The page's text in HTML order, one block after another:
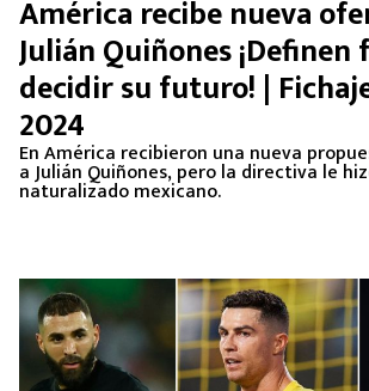
América recibe nueva
Julián Quiñones ¡Definen
decidir su futuro! |
2024
En América recibieron una nueva
a Julián Quiñones, pero la directiva le
naturalizado mexicano.